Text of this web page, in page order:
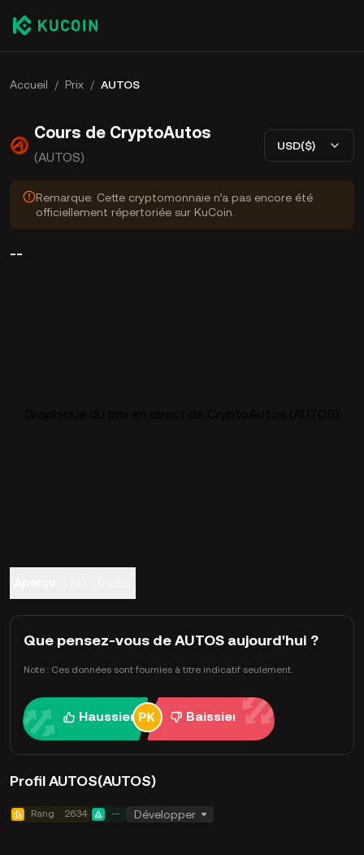
Accueil / Prix / AUTOS
Cours de CryptoAutos
(AUTOS)
USD($)
Remarque: Cette cryptomonnaie n’a pas encore été
officiellement répertoriée sur KuCoin.
--
Que pensez-vous de AUTOS aujourd'hui ?
Note : Ces données sont fournies à titre indicatif seulement.
Haussier Baissier
Profil AUTOS(AUTOS)
Rang 2634 -- Développer